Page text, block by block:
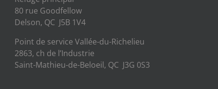
80 rue Goodfellow
Delson, QC J5B 1V4
Point de service Vallée-du-Richelieu
2863, ch de l’Industrie
Saint-Mathieu-de-Beloeil, QC J3G 0S3